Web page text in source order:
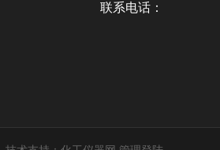
联系电话：